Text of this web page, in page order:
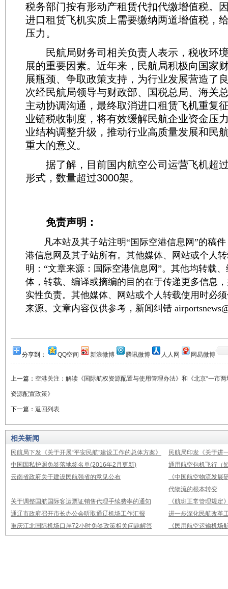
税务部门按有形动产租赁代扣代缴增值税。
进口租赁飞机实质上需要缴纳两道增值税，
压力。
民航局财务司相关负责人表示，税收环
展的重要因素。近年来，民航局积极向国家
展瓶颈、争取政策支持，为行业发展营造了
次经民航局领导与财政部、国税总局、海关
主动协调沟通，最终取消进口租赁飞机重复
业链税收制度，将有效缓解民航企业资金压
业结构调整升级，推动行业高质量发展和民
重大的意义。
据了解，目前国内航空公司运营飞机超
形式，数量超过3000架。
免责声明：
凡本站及其子站注明“国际空港信息网”的稿件
港信息网及其子站所有。其他媒体、网站或个人
明：“文章来源：国际空港信息网”。其他均转载
体，转载、编译或摘编的目的在于传递更多信息
实性负责。其他媒体、网站或个人转载使用时必
来源。文章内容仅供参考，新闻纠错
分享到： QQ空间 新浪微博 腾讯微博 人人网 网易微博
上一篇： 空港关注：解读《国际航权资源配置与使用管理办法》和《北京“一市两
资源配置政策》
下一篇： 返回列表
相关新闻
民航局下发《关于开展“平安民航”建设工作的总体方案》
民航局印发《关于进
中国因私护照免签落地签名单(2016年2月更新)
通用航空包机飞行（
云南省政府关于建设民航强省的意见公布
《中国航空物流发展
代物流的根本转变
关于调整国航国际客运票证销售代理手续费率的通知
《航班正常管理规
通辽市政府召开市长办公会听取通辽机场工作汇报
进一步深化民航改革
重庆江北国际机场口岸72小时免签政策相关问题解答
《民用航空运输机场